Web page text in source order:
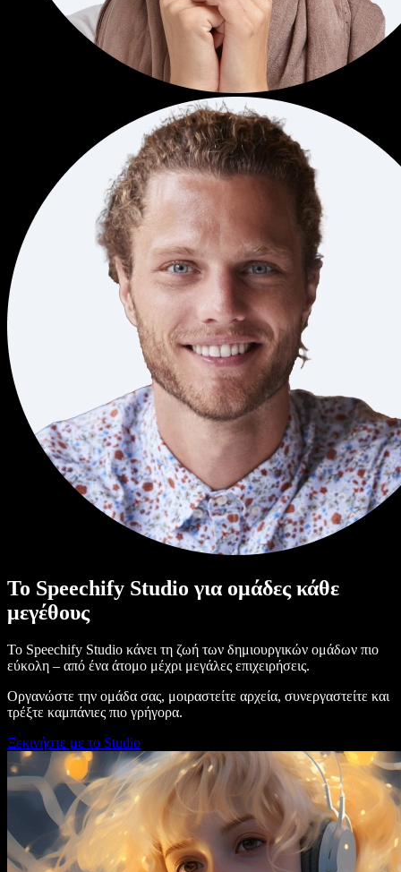
Το Speechify Studio για ομάδες κάθε
μεγέθους
Το Speechify Studio κάνει τη ζωή των δημιουργικών ομάδων πιο
εύκολη – από ένα άτομο μέχρι μεγάλες επιχειρήσεις.
Οργανώστε την ομάδα σας, μοιραστείτε αρχεία, συνεργαστείτε και
τρέξτε καμπάνιες πιο γρήγορα.
Ξεκινήστε με το Studio